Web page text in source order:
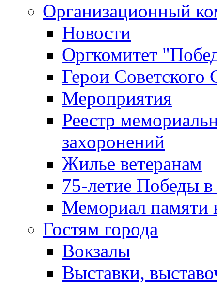
Организационный
Новости
Оргкомитет
Герои Советского
Мероприятия
Реестр
захоронений
Жилье ветеранам
75-летие Победы
Мемориал памяти
Гостям города
Вокзалы
Выставки,